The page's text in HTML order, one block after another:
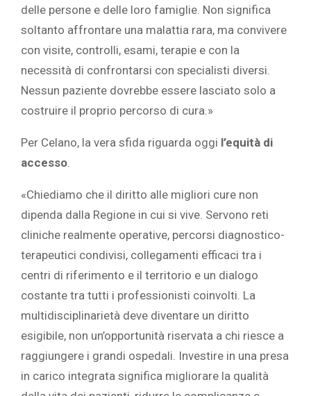
delle persone e delle loro famiglie. Non significa
soltanto affrontare una malattia rara, ma convivere
con visite, controlli, esami, terapie e con la
necessità di confrontarsi con specialisti diversi.
Nessun paziente dovrebbe essere lasciato solo a
costruire il proprio percorso di cura.»
Per Celano, la vera sfida riguarda oggi l’equità di
accesso.
«Chiediamo che il diritto alle migliori cure non
dipenda dalla Regione in cui si vive. Servono reti
cliniche realmente operative, percorsi diagnostico-
terapeutici condivisi, collegamenti efficaci tra i
centri di riferimento e il territorio e un dialogo
costante tra tutti i professionisti coinvolti. La
multidisciplinarietà deve diventare un diritto
esigibile, non un’opportunità riservata a chi riesce a
raggiungere i grandi ospedali. Investire in una presa
in carico integrata significa migliorare la qualità